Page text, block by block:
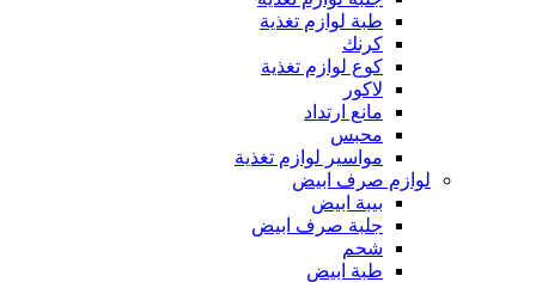
طبة لوازم تغذية
كرنك
كوع لوازم تغذية
لاكور
مانع ارتداد
محبس
مواسير لوازم تغذية
لوازم صرف ابيض
بيبة ابيض
جلبة صرف ابيض
شحم
طبة ابيض